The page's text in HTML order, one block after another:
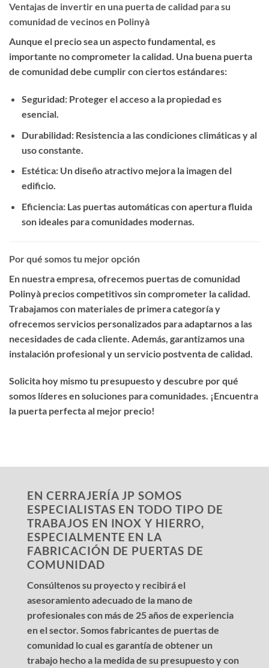
Ventajas de invertir en una puerta de calidad para su
comunidad de vecinos en Polinyà
Aunque el precio sea un aspecto fundamental, es
importante no comprometer la calidad. Una buena puerta
de comunidad debe cumplir con ciertos estándares:
Seguridad: Proteger el acceso a la propiedad es
esencial.
Durabilidad: Resistencia a las condiciones climáticas y al
uso constante.
Estética: Un diseño atractivo mejora la imagen del
edificio.
Eficiencia: Las puertas automáticas con apertura fluida
son ideales para comunidades modernas.
Por qué somos tu mejor opción
En nuestra empresa, ofrecemos puertas de comunidad
Polinyà precios competitivossin comprometer la calidad.
Trabajamos con materiales de primera categoría y
ofrecemos servicios personalizados para adaptarnos a las
necesidades de cada cliente. Además, garantizamos una
instalación profesional y un servicio postventa de calidad.
Solicita hoy mismo tu presupuesto y descubre por qué
somos líderes en soluciones para comunidades. ¡Encuentra
la puerta perfecta al mejor precio!
EN CERRAJERÍA JP SOMOS
ESPECIALISTAS EN TODO TIPO DE
TRABAJOS EN INOX Y HIERRO,
ESPECIALMENTE EN LA
FABRICACIÓN DE PUERTAS DE
COMUNIDAD
Consúltenos su proyecto y recibirá el
asesoramiento adecuado de la mano de
profesionales con más de 25 años de experiencia
en el sector. Somos fabricantes de puertas de
comunidad lo cual es garantía de obtener un
trabajo hecho a la medida de su presupuesto y con